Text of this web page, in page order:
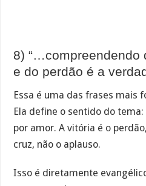
8) “…compreendendo
e do perdão é a
Essa é uma das frases mais
Ela define o sentido do
por amor. A vitória é o
cruz, não o aplauso.
Isso é diretamente